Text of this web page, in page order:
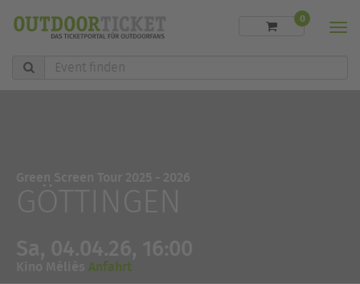
Event
finden
0
Anfahrt